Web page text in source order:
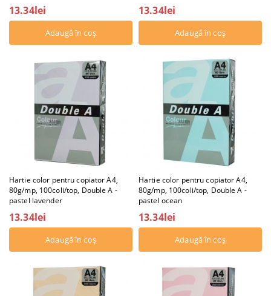
13.34lei 13.34lei
Hartie color pentru copiator A4,
80g/mp, 100coli/top, Double A -
pastel lavender
13.34lei
Hartie color pentru copiator A4,
80g/mp, 100coli/top, Double A -
pastel ocean
13.34lei